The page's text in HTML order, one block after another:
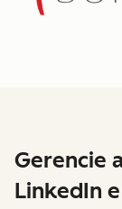
Gerencie
LinkedIn